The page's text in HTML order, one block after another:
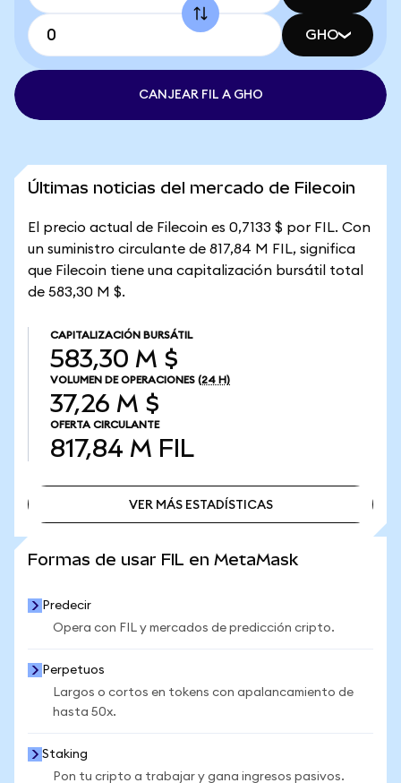
GHO
CANJEAR FIL A GHO
Últimas noticias del mercado de Filecoin
El precio actual de Filecoin es 0,7133 $ por FIL. Con
un suministro circulante de 817,84 M FIL, significa
que Filecoin tiene una capitalización bursátil total
de 583,30 M $.
CAPITALIZACIÓN BURSÁTIL
583,30 M $
VOLUMEN DE OPERACIONES (24 H)
37,26 M $
OFERTA CIRCULANTE
817,84 M FIL
VER MÁS ESTADÍSTICAS
Formas de usar FIL en MetaMask
Predecir
Opera con FIL y mercados de predicción cripto.
Perpetuos
Largos o cortos en tokens con apalancamiento de
hasta 50x.
Staking
Pon tu cripto a trabajar y gana ingresos pasivos.